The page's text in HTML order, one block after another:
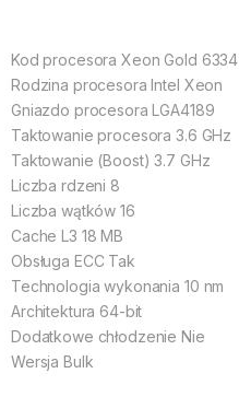
Kod procesora Xeon Gold 6334
Rodzina procesora Intel Xeon
Gniazdo procesora LGA4189
Taktowanie procesora 3.6 GHz
Taktowanie (Boost) 3.7 GHz
Liczba rdzeni 8
Liczba wątków 16
Cache L3 18 MB
Obsługa ECC Tak
Technologia wykonania 10 nm
Architektura 64-bit
Dodatkowe chłodzenie Nie
Wersja Bulk